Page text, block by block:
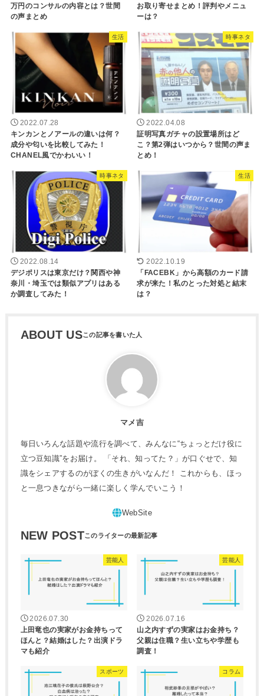
万円のコンサルの内容とは？世間
の声まとめ
お取り寄せまとめ！評判やメニュ
ーは？
生活
2022.07.28
キンカンとノアールの違いは何？
成分や匂いを比較してみた！
CHANEL風でかわいい！
時事ネタ
2022.04.08
証明写真ガチャの設置場所はど
こ？第2弾はいつから？世間の声ま
とめ！
時事ネタ
2022.08.14
デジポリスは東京だけ？関西や神
奈川・埼玉では類似アプリはある
か調査してみた！
生活
2022.10.19
「FACEBK」から高額のカード請
求が来た！私のとった対処と結末
は？
ABOUT US
マメ吉
毎日いろんな話題や流行を調べて、みんなに“ちょっとだけ役に
立つ豆知識”をお届け。 「それ、知ってた？」が口ぐせで、知
識をシェアするのがぼくの生きがいなんだ！ これからも、ほっ
と一息つきながら一緒に楽しく学んでいこう！
NEW POST
芸能人
2026.07.30
上田竜也の実家がお金持ちって
ほんと？結婚はした？出演ドラ
マも紹介
芸能人
2026.07.16
山之内すずの実家はお金持ち？
父親は住職？生い立ちや学歴も
調査！
スポーツ コラム